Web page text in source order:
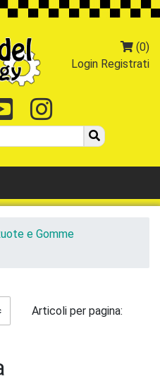
(0)
Login Registrati
Youtube
e Gomme
Articoli per pagina: